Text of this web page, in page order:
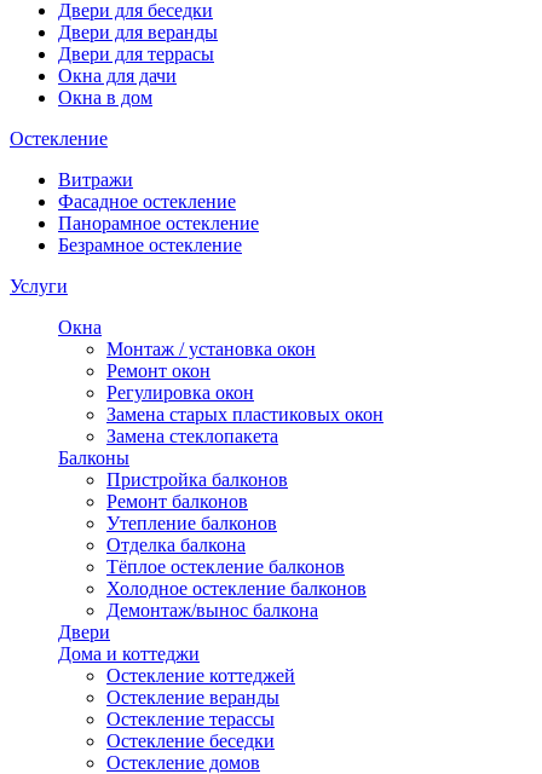
Двери для беседки
Двери для веранды
Двери для террасы
Окна для дачи
Окна в дом
Остекление
Витражи
Фасадное остекление
Панорамное остекление
Безрамное остекление
Услуги
Окна
Монтаж / установка окон
Ремонт окон
Регулировка окон
Замена старых пластиковых окон
Замена стеклопакета
Балконы
Пристройка балконов
Ремонт балконов
Утепление балконов
Отделка балкона
Тёплое остекление балконов
Холодное остекление балконов
Демонтаж/вынос балкона
Двери
Дома и коттеджи
Остекление коттеджей
Остекление веранды
Остекление терассы
Остекление беседки
Остекление домов